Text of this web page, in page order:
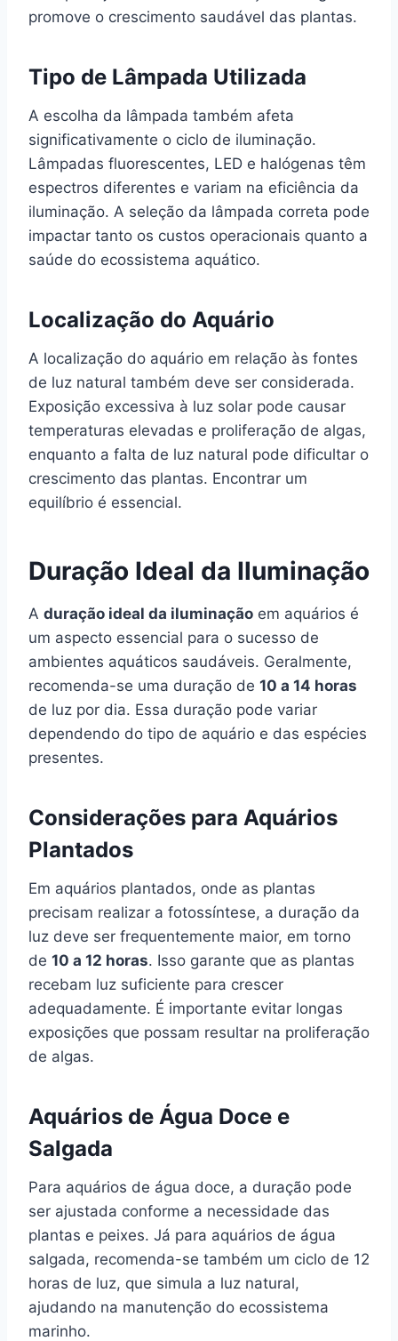
promove o crescimento saudável das plantas.
Tipo de Lâmpada Utilizada
A escolha da lâmpada também afeta
significativamente o ciclo de iluminação.
Lâmpadas fluorescentes, LED e halógenas têm
espectros diferentes e variam na eficiência da
iluminação. A seleção da lâmpada correta pode
impactar tanto os custos operacionais quanto a
saúde do ecossistema aquático.
Localização do Aquário
A localização do aquário em relação às fontes
de luz natural também deve ser considerada.
Exposição excessiva à luz solar pode causar
temperaturas elevadas e proliferação de algas,
enquanto a falta de luz natural pode dificultar o
crescimento das plantas. Encontrar um
equilíbrio é essencial.
Duração Ideal da Iluminação
A duração ideal da iluminação em aquários é
um aspecto essencial para o sucesso de
ambientes aquáticos saudáveis. Geralmente,
recomenda-se uma duração de 10 a 14 horas
de luz por dia. Essa duração pode variar
dependendo do tipo de aquário e das espécies
presentes.
Considerações para Aquários
Plantados
Em aquários plantados, onde as plantas
precisam realizar a fotossíntese, a duração da
luz deve ser frequentemente maior, em torno
de 10 a 12 horas. Isso garante que as plantas
recebam luz suficiente para crescer
adequadamente. É importante evitar longas
exposições que possam resultar na proliferação
de algas.
Aquários de Água Doce e
Salgada
Para aquários de água doce, a duração pode
ser ajustada conforme a necessidade das
plantas e peixes. Já para aquários de água
salgada, recomenda-se também um ciclo de 12
horas de luz, que simula a luz natural,
ajudando na manutenção do ecossistema
marinho.